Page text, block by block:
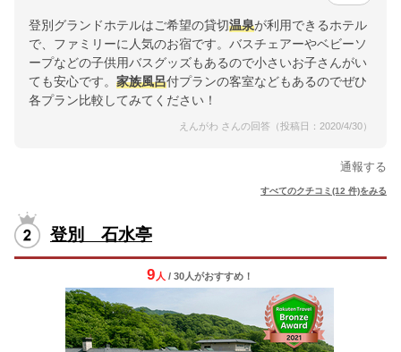
登別グランドホテルはご希望の貸切温泉が利用できるホテル
で、ファミリーに人気のお宿です。バスチェアーやベビーソ
ープなどの子供用バスグッズもあるので小さいお子さんがい
ても安心です。 家族風呂付プランの客室などもあるのでぜひ
各プラン比較してみてください！
えんがわ さんの回答（投稿日：2020/4/30）
通報する
すべてのクチコミ(12 件)をみる
登別 石水亭
9 人 / 30人がおすすめ！